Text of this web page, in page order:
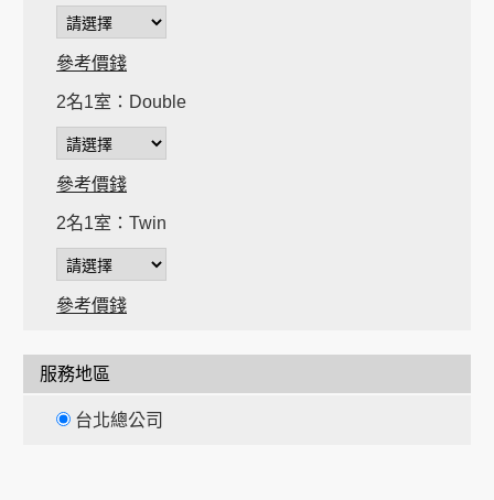
參考價錢
2名1室：Double
參考價錢
2名1室：Twin
參考價錢
服務地區
台北總公司